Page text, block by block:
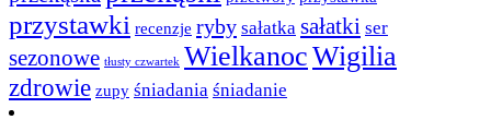
przystawki recenzje ryby sałatka sałatki ser
sezonowe tłusty czwartek WielkanocWigilia
zdrowie zupy śniadania śniadanie